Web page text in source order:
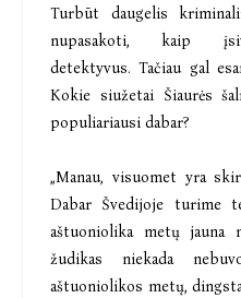
Turbūt daugelis
nupasakoti, kaip
detektyvus. Tačiau gal
Kokie siužetai Šiaurės
populiariausi dabar?
„Manau, visuomet yra
Dabar Švedijoje turime
aštuoniolika metų jauna
žudikas niekada
aštuoniolikos metų,